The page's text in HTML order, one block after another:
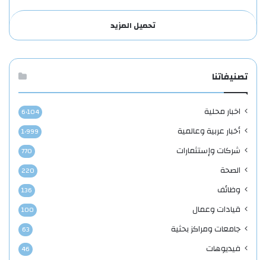
تحميل المزيد
تصنيفاتنا
اخبار محلية 6٬104
أخبار عربية وعالمية 1٬999
شركات وإستثمارات 770
الصحة 220
وظائف 136
قيادات وعمال 100
جامعات ومراكز بحثية 63
فيديوهات 46